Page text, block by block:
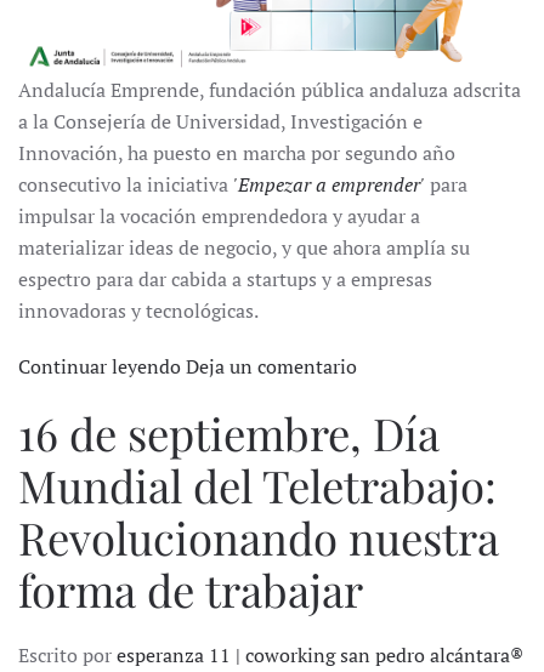
Andalucía Emprende, fundación pública andaluza adscrita
a la Consejería de Universidad, Investigación e
Innovación, ha puesto en marcha por segundo año
consecutivo la iniciativa 'Empezar a emprender' para
impulsar la vocación emprendedora y ayudar a
materializar ideas de negocio, y que ahora amplía su
espectro para dar cabida a startups y a empresas
innovadoras y tecnológicas.
Continuar leyendoDeja un comentario
16 de septiembre, Día
Mundial del Teletrabajo:
Revolucionando nuestra
forma de trabajar
Escrito poresperanza 11 | coworking san pedro alcántara®